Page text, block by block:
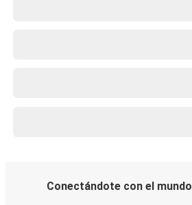
Conectándote con el mundo